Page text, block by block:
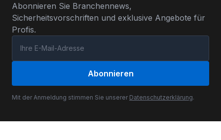
Abonnieren Sie Branchennews,
Sicherheitsvorschriften und exklusive Angebote für
Profis.
Abonnieren
Mit der Anmeldung stimmen Sie unserer Datenschutzerklärung.